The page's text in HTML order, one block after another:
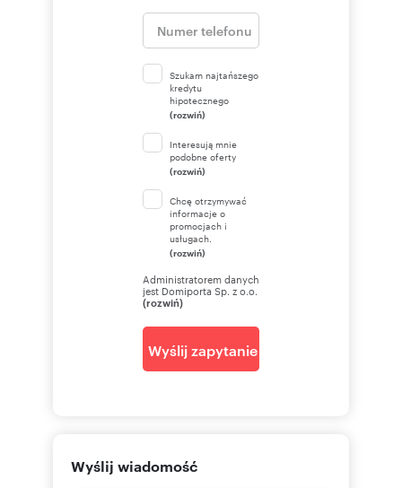
Szukam najtańszego
kredytu
hipotecznego
(rozwiń)
Interesują mnie
podobne oferty
(rozwiń)
Chcę otrzymywać
informacje o
promocjach i
usługach.
(rozwiń)
Administratorem danych
jest Domiporta Sp. z o.o.
(rozwiń)
Wyślij zapytanie
Wyślij wiadomość